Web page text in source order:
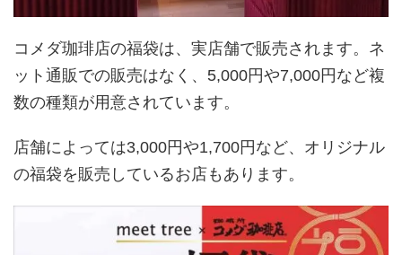
コメダ珈琲店の福袋は、実店舗で販売されます。ネ
ット通販での販売はなく、5,000円や7,000円など複
数の種類が用意されています。
店舗によっては3,000円や1,700円など、オリジナル
の福袋を販売しているお店もあります。